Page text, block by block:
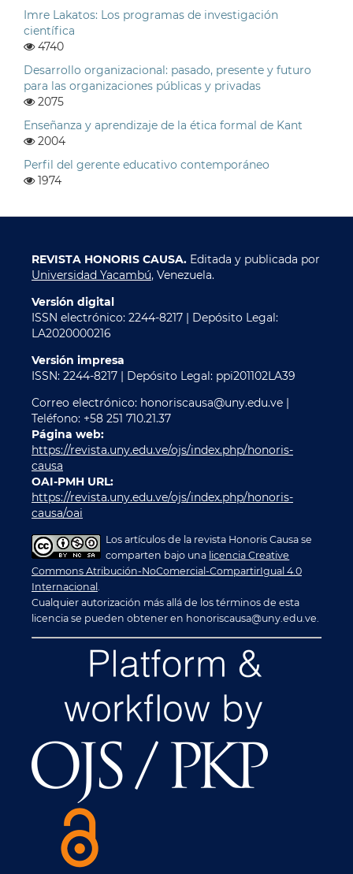
Imre Lakatos: Los programas de investigación
científica
4740
Desarrollo organizacional: pasado, presente y futuro
para las organizaciones públicas y privadas
2075
Enseñanza y aprendizaje de la ética formal de Kant
2004
Perfil del gerente educativo contemporáneo
1974
REVISTA HONORIS CAUSA. Editada y publicada por
Universidad Yacambú, Venezuela.
Versión digital
ISSN electrónico: 2244-8217 | Depósito Legal:
LA2020000216
Versión impresa
ISSN: 2244-8217 | Depósito Legal: ppi201102LA39
Correo electrónico: honoriscausa@uny.edu.ve |
Teléfono: +58 251 710.21.37
Página web:
https://revista.uny.edu.ve/ojs/index.php/honoris-
causa
OAI-PMH URL:
https://revista.uny.edu.ve/ojs/index.php/honoris-
causa/oai
Los artículos de la revista Honoris Causa se
comparten bajo una licencia Creative
Commons Atribución-NoComercial-CompartirIgual 4.0
Internacional
Cualquier autorización más allá de los términos de esta
licencia se pueden obtener en honoriscausa@uny.edu.ve.